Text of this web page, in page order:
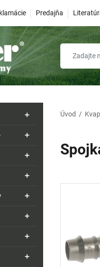
Predajňa
Úvod /